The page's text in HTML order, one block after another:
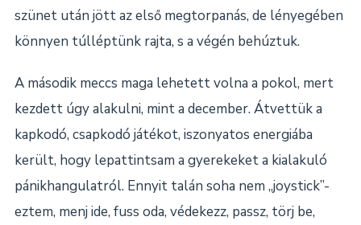
szünet után jött az első megtorpanás, de lényegében
könnyen túlléptünk rajta, s a végén behúztuk.
A második meccs maga lehetett volna a pokol, mert
kezdett úgy alakulni, mint a december. Átvettük a
kapkodó, csapkodó játékot, iszonyatos energiába
került, hogy lepattintsam a gyerekeket a kialakuló
pánikhangulatról. Ennyit talán soha nem „joystick”-
eztem, menj ide, fuss oda, védekezz, passz, törj be,